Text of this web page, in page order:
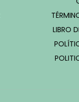
LIBRO